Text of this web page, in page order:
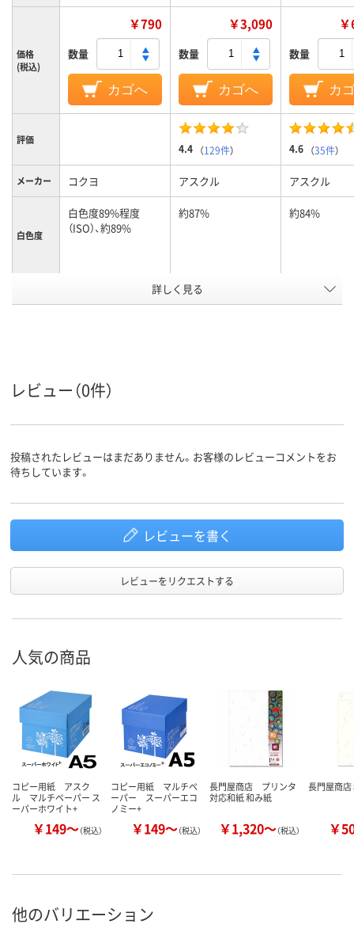
価格
(税込)
￥790
数量
カゴへ
￥3,090
数量
カゴへ
数量
カ
評価
4.4 （129件） 4.6 （35件）
メーカー コクヨ アスクル アスクル
白色度
白色度89%程度
（ISO）、約89%
約87% 約84%
約90μm(0.09mm) 約
枚数
B4 A5 A5 （148 ×
アスクル
商品環境
スコア
詳しく見る
レビュー（0件）
投稿されたレビューはまだありません。お客様のレビューコメントをお
待ちしています。
レビューを書く
レビューをリクエストする
人気の商品
コピー用紙 アスク
ル マルチペーパー ス
ーパーホワイト+
￥149～（税込）
コピー用紙 マルチペ
ーパー スーパーエコ
ノミー+
￥149～（税込）
長門屋商店 プリンタ
対応和紙 和み紙
￥1,320～（税込）
長門屋商
￥
他のバリエーション